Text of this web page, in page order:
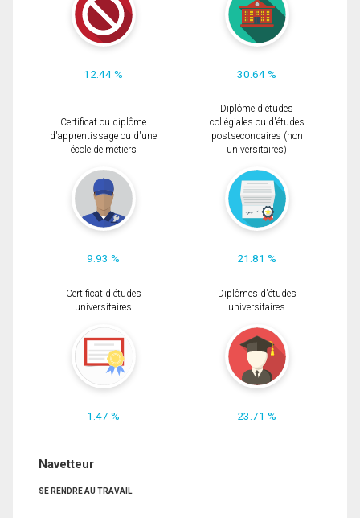
12.44 % 30.64 %
Certificat ou diplôme
d'apprentissage ou d'une
école de métiers
9.93 %
Diplôme d'études
collégiales ou d'études
postsecondaires (non
universitaires)
21.81 %
Certificat d'études
universitaires
1.47 %
Diplômes d'études
universitaires
23.71 %
Navetteur
SE RENDRE AU TRAVAIL